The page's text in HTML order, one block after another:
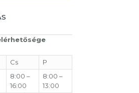
Cs
P
8:00 –
16:00
8:00 –
13:00